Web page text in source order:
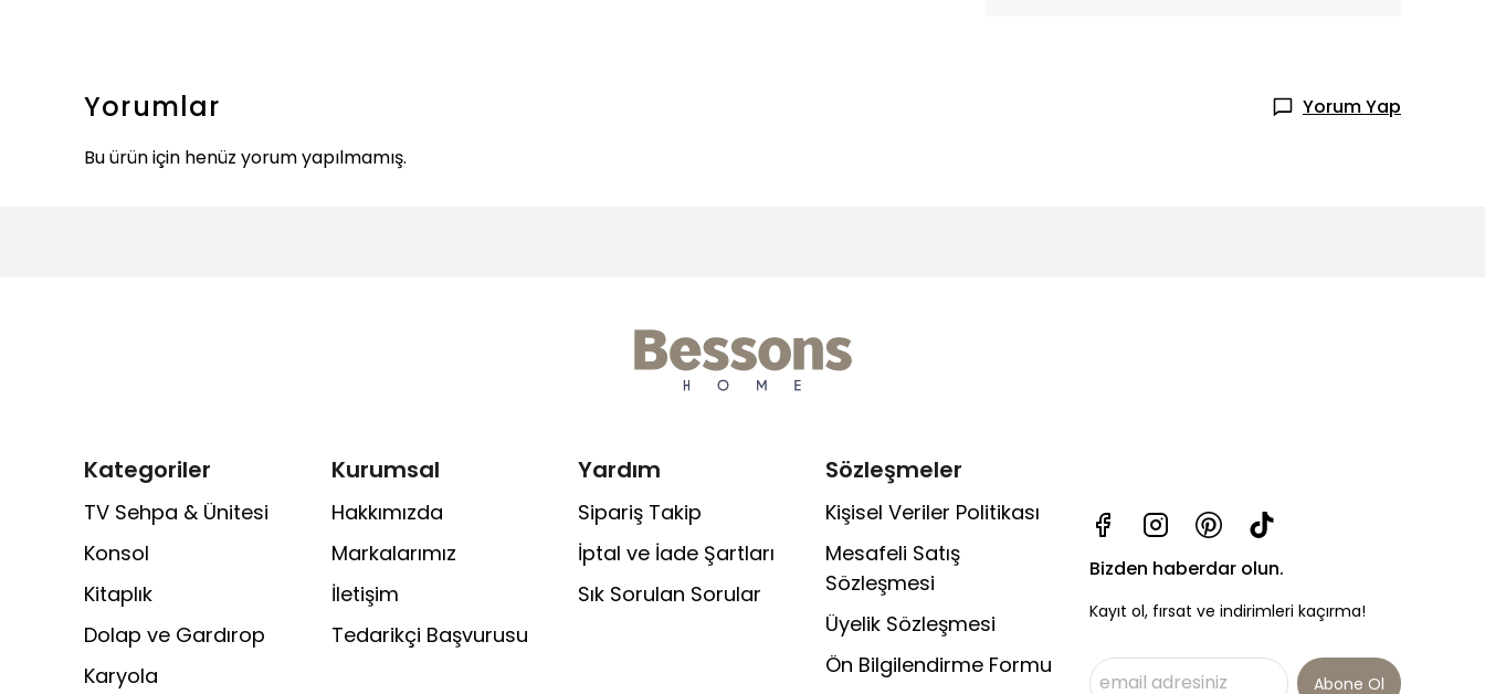
Yorumlar
Yorum Yap
Bu ürün için henüz yorum yapılmamış.
Kategoriler
TV Sehpa & Ünitesi
Konsol
Kitaplık
Dolap ve Gardırop
Karyola
Kurumsal
Hakkımızda
Markalarımız
İletişim
Tedarikçi Başvurusu
Yardım
Sipariş Takip
İptal ve İade Şartları
Sık Sorulan Sorular
Sözleşmeler
Kişisel Veriler Politikası
Mesafeli Satış
Sözleşmesi
Üyelik Sözleşmesi
Ön Bilgilendirme Formu
Bizden haberdar olun.
Kayıt ol, fırsat ve indirimleri kaçırma!
Abone Ol